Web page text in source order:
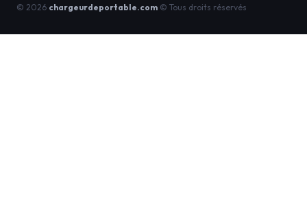
© 2026 chargeurdeportable.com © Tous droits réservés